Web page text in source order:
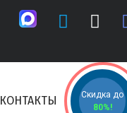
КОНТАКТЫ
Скидка до
80%!